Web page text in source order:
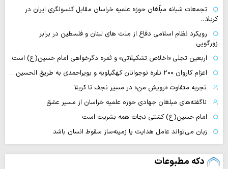
تجمعات شبانه مبلّغان حوزه علمیه خراسان مقابل کنسولگری ایران در
کربلا…
رویکرد نظام اسلامی دفاع از ملت های لبنان و فلسطین در برابر
زورگویی…
اربعین تجلی «اخلاص تشکیلاتی» و ثمره دگرخواهی امام حسین(ع) است
اعزام کاروان ۲۰۰ نفره نوجوانان کهگیلویه و بویراحمدی به طریق الحسین…
تجربه متفاوت «رویش من» در مسیر نجف تا کربلا
ناگفته‌های مبلغان جهادی حوزه علمیه خراسان از مسیر عشق
امام حسین(ع) کشتی نجات همه بشریت است
زبان می‌تواند عامل هدایت یا زمینه‌ساز سقوط انسان باشد
دکه مطبوعات